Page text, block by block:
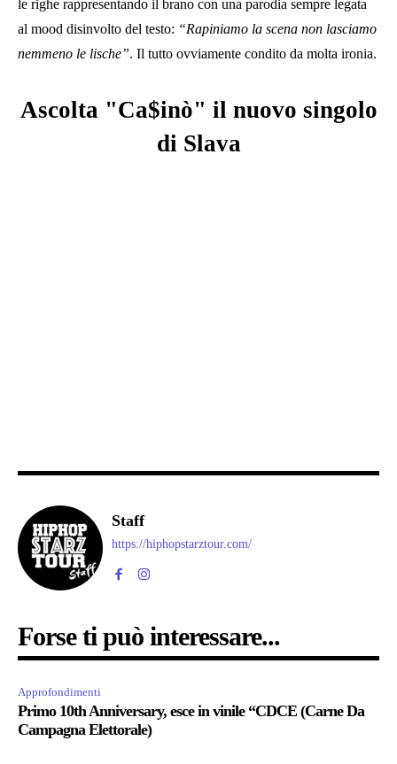
le righe rappresentando il brano con una parodia sempre legata
al mood disinvolto del testo: “Rapiniamo la scena non lasciamo
nemmeno le lische”. Il tutto ovviamente condito da molta ironia.
Ascolta "Ca$inò" il nuovo singolo
di Slava
Staff
https://hiphopstarztour.com/
Forse ti può interessare...
Approfondimenti
Primo 10th Anniversary, esce in vinile “CDCE (Carne Da
Campagna Elettorale)